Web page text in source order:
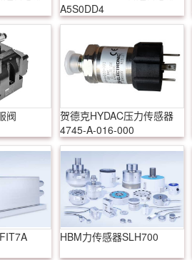
A5S0DD4
阀
贺德克HYDAC压力传感器
4745-A-016-000
HBM力传感器SLH700